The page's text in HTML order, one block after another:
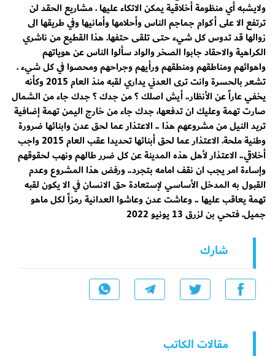
ولايشبه أي منظومة أخلاقية يمكن الاتكاء عليها . مشاريع الحقد لن
ترتفع الا على أكوام جماجم الناس وأحلامها وأمانيها وفي طريقها الى
زوالها قد تدوس كل شيء حتى تلقى حتفها. هذا القطيع من ناشري
الكراهية والاحقاد جابوا الصخر والواد سألوا الناس عن هوياتهم
واهوائهم ومناطقهم ومنطقهم ورأيهم وجراحهم ومحصوا في كل شيء .
تشعر بالحسرة وانت ترى العدني يداري لقبه منذ العام 2015 وكأنه
يخفي عاراً عن الأنظار.. أيش اصلك ؟ من جدك ؟ جدك جاء من الشمال
صارت تهمة وعليك ان تدفعها، جدك جاء من خارج اليمن تهمة إضافية
تريد النيل من مشروعهم هذا .. الاعتذار عما لحق عدن وابنائها ضرورة
وطنية ملحة. الاعتذار عما لحق أبنائها تحديدا عقب العام 2015 واجب
أخلاقي.. الاعتذار لأهل هذه المدينة عن كل ضرر طالهم ونهب لحقوقهم
وإساءة امر يجب ان نقف امامه بتجرد.. ورفض هذا المشروع وعدم
القبول به المدخل الأساسي لإستعادة حق الانسان في الا يكون لقبه
تهمة يعاقب عليها .. وعاشت عدن وعاشوا العدانية رمزاً لكل ماهو
جميل. فتحي بن لزرق 13 يونيو 2022
شارك
مقالات الكاتب